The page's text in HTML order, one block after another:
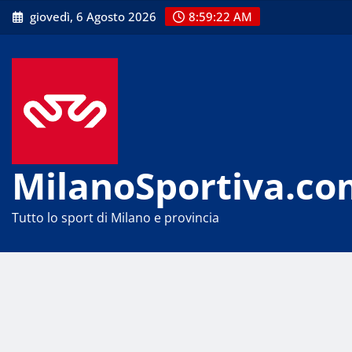
Skip
to
giovedì, 6 Agosto 2026 8:59:23 AM
Tutto lo sport di Milano e provincia